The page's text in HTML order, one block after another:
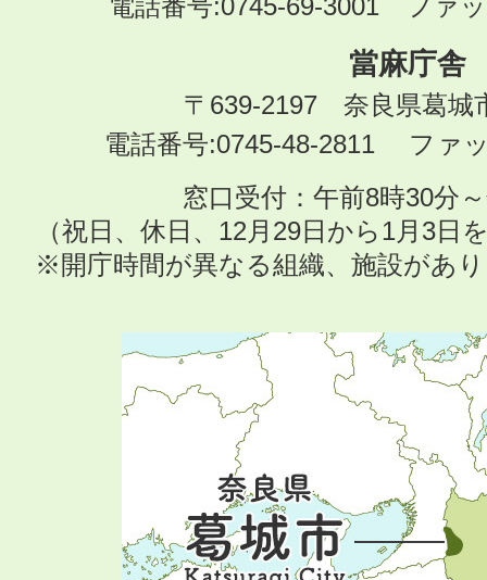
電話番号:0745-69-3001 ファ
當麻庁舎
〒639-2197 奈良県葛城
電話番号:0745-48-2811 ファ
窓口受付：午前8時30分
（祝日、休日、12月29日から1月3日
※開庁時間が異なる組織、施設があ